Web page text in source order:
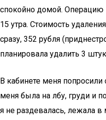
спокойно домой. Операцию
15 утра. Стоимость
сразу, 352 рубля
планировала удалить 3
В кабинете меня попросили
меня была на лбу, груди и
я не раздевалась, лежала